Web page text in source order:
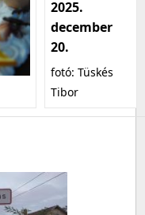
2025.
december
20.
fotó: Tüskés
Tibor